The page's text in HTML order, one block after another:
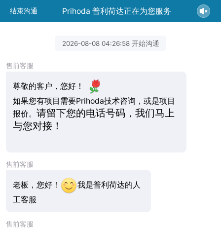
结束沟通 Prihoda 普利荷达正在为您服务
2026-08-08 04:26:58 开始沟通
售前客服
尊敬的客户，您好！
如果您有项目需要Prihoda技术咨询，或是项目
报价。 请留下您的电话号码，我们马上
与您对接！
售前客服
老板，您好！
我是普利荷达的人
工客服
售前客服